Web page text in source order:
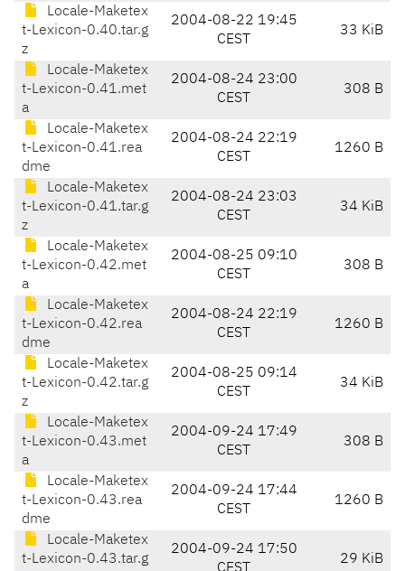
Locale-Maketex
t-Lexicon-0.40.tar.g
z
2004-08-22 19:45
CEST
33 KiB
Locale-Maketex
t-Lexicon-0.41.met
a
2004-08-24 23:00
CEST
308 B
Locale-Maketex
t-Lexicon-0.41.rea
dme
2004-08-24 22:19
CEST
1260 B
Locale-Maketex
t-Lexicon-0.41.tar.g
z
2004-08-24 23:03
CEST
34 KiB
Locale-Maketex
t-Lexicon-0.42.met
a
2004-08-25 09:10
CEST
308 B
Locale-Maketex
t-Lexicon-0.42.rea
dme
2004-08-24 22:19
CEST
1260 B
Locale-Maketex
t-Lexicon-0.42.tar.g
z
2004-08-25 09:14
CEST
34 KiB
Locale-Maketex
t-Lexicon-0.43.met
a
2004-09-24 17:49
CEST
308 B
Locale-Maketex
t-Lexicon-0.43.rea
dme
2004-09-24 17:44
CEST
1260 B
Locale-Maketex
t-Lexicon-0.43.tar.g
2004-09-24 17:50
29 KiB